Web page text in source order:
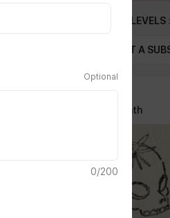
SUBSCRIPTION LEVELS
GIFT A
$1.3 per month
Optional
0/200